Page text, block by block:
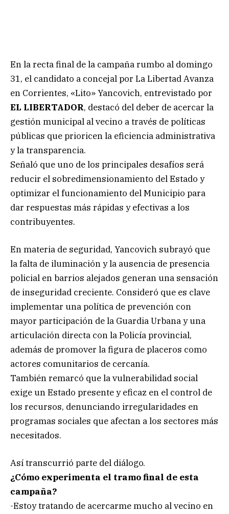
En la recta final de la campaña rumbo al domingo
31, el candidato a concejal por La Libertad Avanza
en Corrientes, «Lito» Yancovich, entrevistado por
EL LIBERTADOR, destacó del deber de acercar la
gestión municipal al vecino a través de políticas
públicas que prioricen la eficiencia administrativa
y la transparencia.
Señaló que uno de los principales desafíos será
reducir el sobredimensionamiento del Estado y
optimizar el funcionamiento del Municipio para
dar respuestas más rápidas y efectivas a los
contribuyentes.
En materia de seguridad, Yancovich subrayó que
la falta de iluminación y la ausencia de presencia
policial en barrios alejados generan una sensación
de inseguridad creciente. Consideró que es clave
implementar una política de prevención con
mayor participación de la Guardia Urbana y una
articulación directa con la Policía provincial,
además de promover la figura de placeros como
actores comunitarios de cercanía.
También remarcó que la vulnerabilidad social
exige un Estado presente y eficaz en el control de
los recursos, denunciando irregularidades en
programas sociales que afectan a los sectores más
necesitados.
Así transcurrió parte del diálogo.
¿Cómo experimenta el tramo final de esta
campaña?
-Estoy tratando de acercarme mucho al vecino en